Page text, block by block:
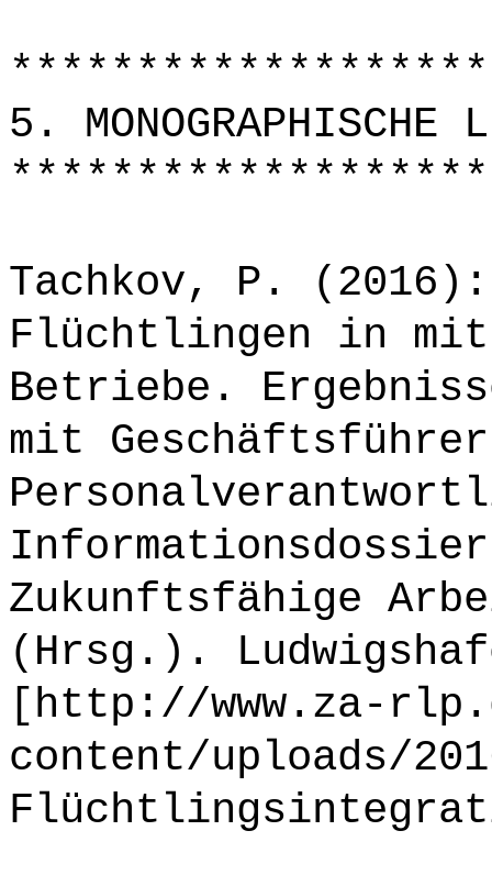
5. MONOGRAPHISCHE
Tachkov, P.
Flüchtlingen in
Betriebe.
mit
Zukunftsfähige
(Hrsg.).
[http://www.za-
content/uploads/